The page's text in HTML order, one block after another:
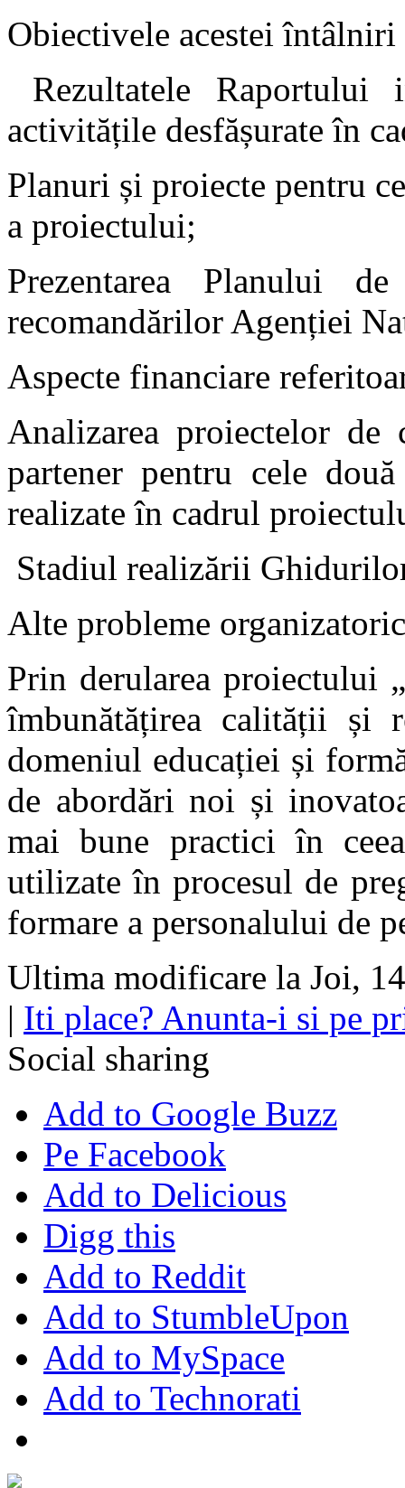
Obiectivele acestei întâlniri
Rezultatele Raportului
activitățile desfășurate în
Planuri și proiecte pentru
a proiectului;
Prezentarea Planului
recomandărilor Agenției
Aspecte financiare
Analizarea proiectelor de
partener pentru cele
realizate în cadrul
Stadiul realizării
Alte probleme
Prin derularea proiectului
îmbunătățirea calității și
domeniul educației și
de abordări noi și
mai bune practici în
utilizate în procesul de
formare a personalului de
Ultima modificare la Joi,
| Iti place? Anunta-i si pe
Social sharing
Add to Google Buzz
Pe Facebook
Add to Delicious
Digg this
Add to Reddit
Add to StumbleUpon
Add to MySpace
Add to Technorati